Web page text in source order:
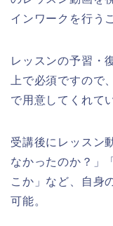
インワークを行う
レッスンの予習・
上で必須ですので
で用意してくれて
受講後にレッスン
なかったのか？」
こか」など、自身
可能。